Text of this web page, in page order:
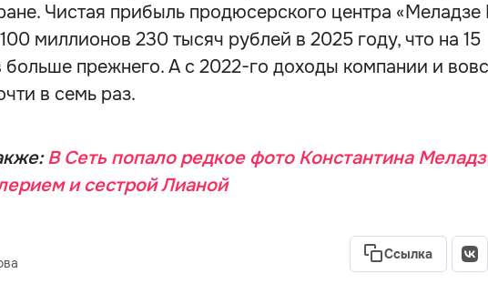
Чистая прибыль продюсерского центра
миллионов 230 тысяч рублей в 2025 году, что на 15
прежнего. А с 2022-го доходы компании и
в семь раз.
В Сеть попало редкое фото Константина
и сестрой Лианой
Ссылка